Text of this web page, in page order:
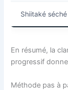
Shiitaké séché
En résumé, la
progressif
Méthode pas à